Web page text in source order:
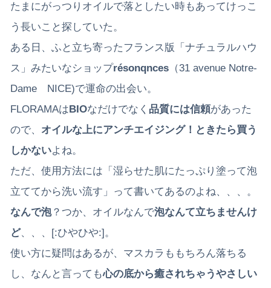
たまにがっつりオイルで落としたい時もあってけっこ
う長いこと探していた。
ある日、ふと立ち寄ったフランス版「ナチュラルハウ
ス」みたいなショップrésonqnces （31 avenue Notre-
Dame NICE)で運命の出会い。
FLORAMAは BIOなだけでなく 品質には信頼があった
ので、 オイルな上にアンチエイジング！ときたら買う
しかないよね。
ただ、使用方法には「湿らせた肌にたっぷり塗って泡
立ててから洗い流す」って書いてあるのよね、、、。
なんで泡？つか、オイルなんで泡なんて立ちませんけ
ど、、、[:ひやひや:]。
使い方に疑問はあるが、マスカラももちろん落ちる
し、なんと言っても心の底から癒されちゃうやさしい